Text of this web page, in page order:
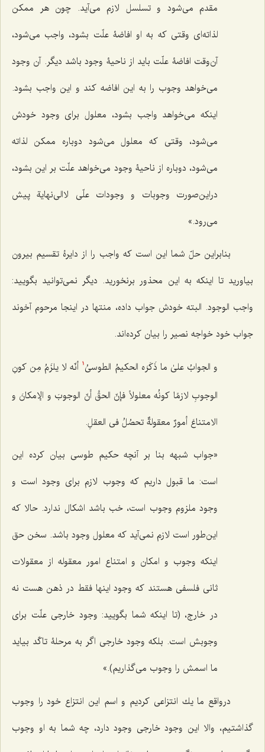
مقدم مى‌شود و تسلسل لازم مى‌آید. چون هر ممكن
لذاته‌اى وقتى كه به او افاضۀ علّت بشود، واجب مى‌شود،
آن‌وقت افاضۀ علّت باید از ناحیۀ وجود باشد دیگر. آن وجود
مى‌خواهد وجوب را به این افاضه كند و این واجب بشود.
اینكه مى‌خواهد واجب بشود، معلول براى وجود خودش
مى‌شود، وقتى كه معلول مى‌شود دوباره ممكن لذاته
مى‌شود، دوباره از ناحیۀ وجود مى‌خواهد علّت بر این بشود،
دراین‌صورت وجوبات و وجودات علّى لاالى‌نهایة پیش
مى‌رود.»
بنابراین حلّ شما این است كه واجب را از دایرۀ تقسیم بیرون
بیاورید تا اینكه به این محذور برنخورید. دیگر نمى‌توانید بگویید:
واجب الوجود. البته خودش جواب داده، منتها در اینجا مرحوم آخوند
جواب خود خواجه نصیر را بیان كرده‌اند.
و الجوابُ‌ علىٰ ما ذَكَرَه الحكیمُ الطوسیُ 1 أنّه لا یلزَمُ مِن كونِ
الوجوبِ لازمًا كونُه معلولاً فإنّ الحقَّ أنّ الوجوبَ و الإمكانَ و
الامتناعَ أمورٌ معقولةٌ تحصُلُ فی العقلِ.
«جواب شبهه بنا بر آنچه حکیم طوسی بیان کرده این
است: ما قبول داریم كه وجوب لازم براى وجود است و
وجود ملزوم وجوب است، خب باشد اشكال ندارد. حالا كه
این‌طور است لازم نمى‌آید که معلول وجود باشد. سخن حق
اینکه وجوب و امكان و امتناع امور معقوله از معقولات
ثانی فلسفى هستند كه وجود اینها فقط در ذهن هست نه
در خارج، (تا اینكه شما بگویید: وجود خارجى علّت براى
وجوبش است. بلكه وجود خارجى اگر به مرحلۀ تاكّد بیاید
ما اسمش را وجوب مى‌گذاریم).»
درواقع ما یك انتزاعى كردیم و اسم این انتزاع خود را وجوب
گذاشتیم، والا این وجود خارجى وجود دارد، چه شما به او وجوب